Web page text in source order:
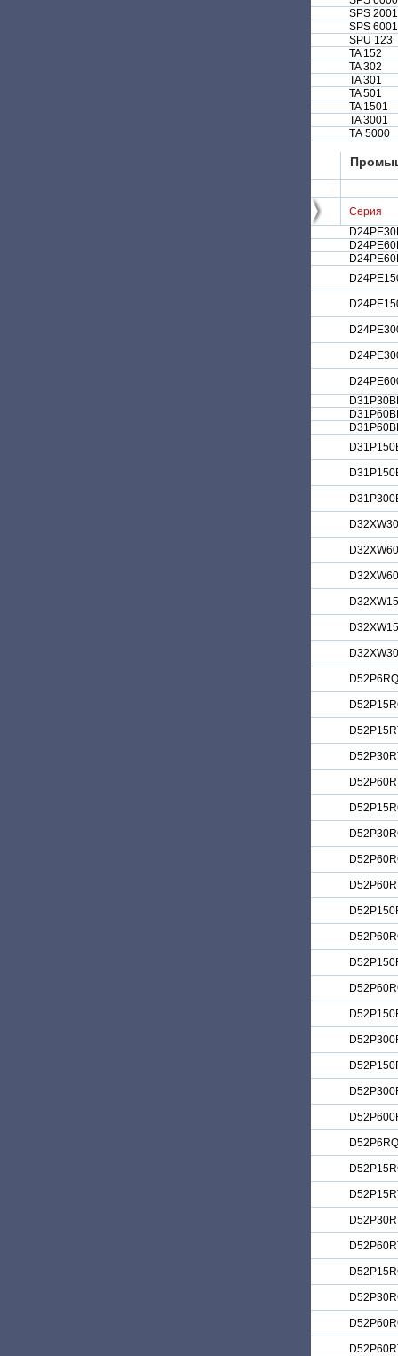
SPS
SPS
SPU 123
TA 152
TA 302
TA 301
TA 501
TA 1501
TA 3001
ТА 5000
Серия